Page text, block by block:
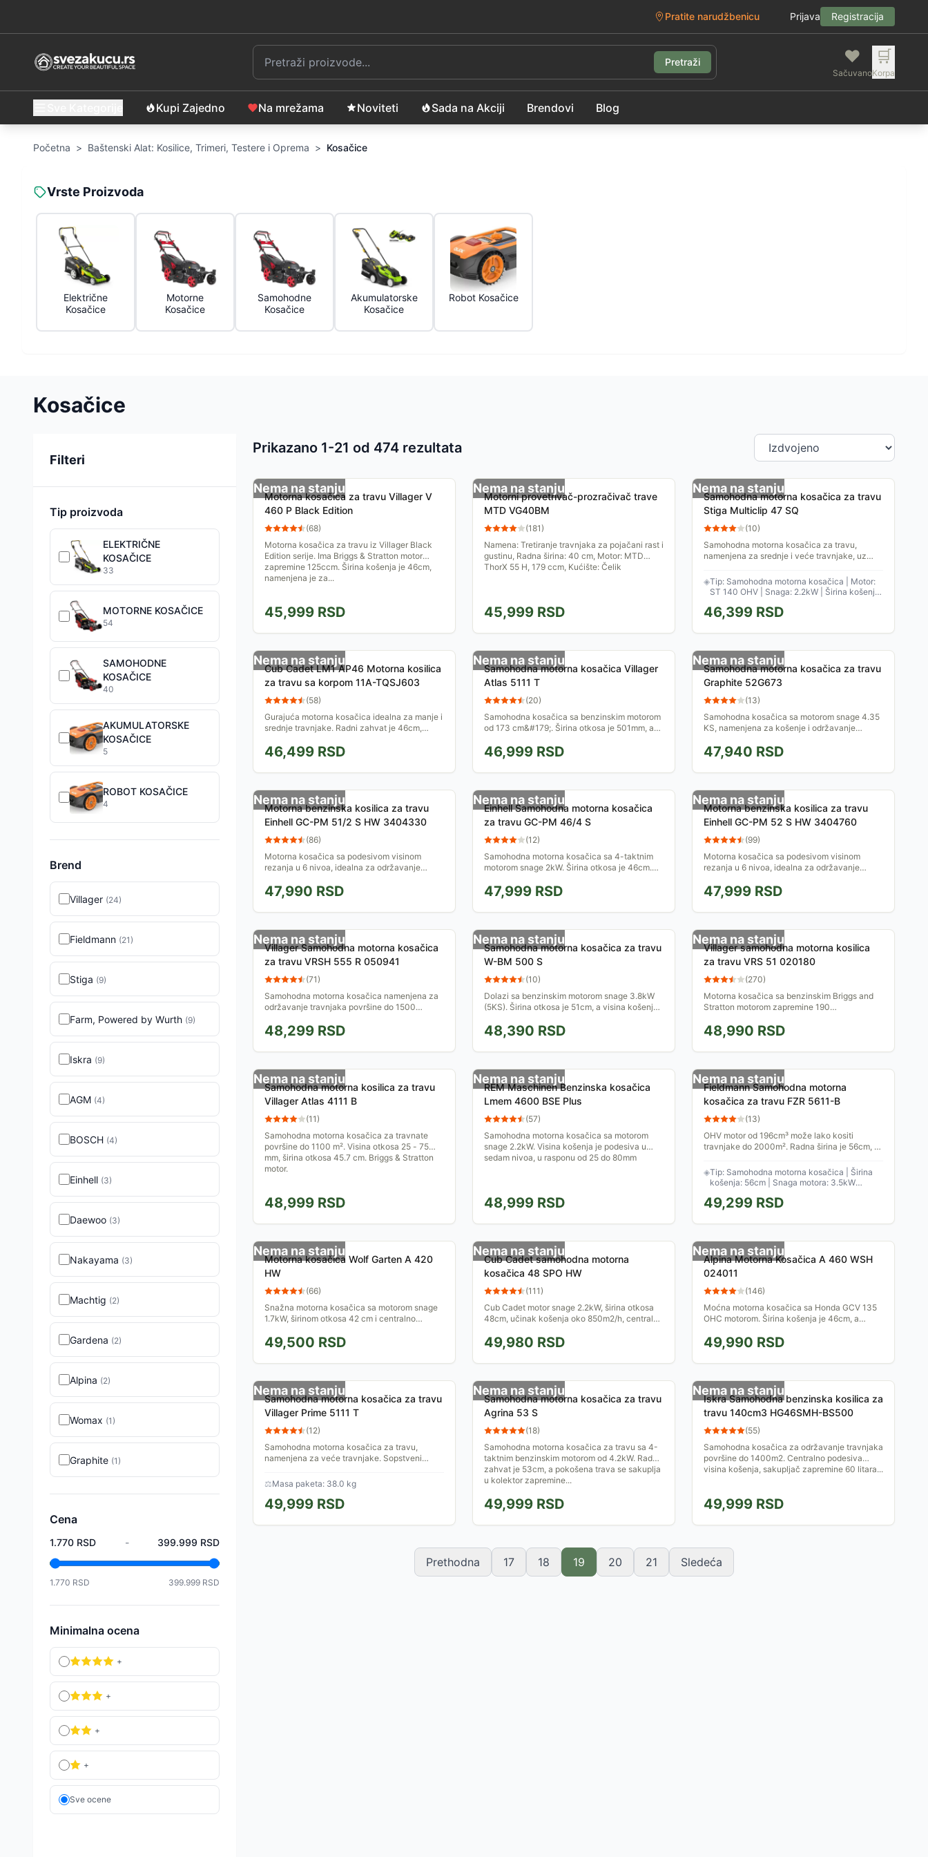
Pratite narudžbenicu Prijava Registracija
Pretraži ❤️
Sačuvano
🛒
Korpa
Kupi Zajedno Na mrežama Noviteti Sada na Akciji Brendovi Blog
Početna > Baštenski Alat: Kosilice, Trimeri, Testere i Oprema > Kosačice
Vrste Proizvoda
Električne
Kosačice
Motorne
Kosačice
Samohodne
Kosačice
Akumulatorske
Kosačice
Robot Kosačice
Kosačice
Filteri
Tip proizvoda
ELEKTRIČNE
KOSAČICE
33
MOTORNE KOSAČICE
54
SAMOHODNE
KOSAČICE
40
AKUMULATORSKE
KOSAČICE
5
ROBOT KOSAČICE
4
Brend
Villager (24)
Fieldmann (21)
Stiga (9)
Farm, Powered by Wurth (9)
Iskra (9)
AGM (4)
BOSCH (4)
Einhell (3)
Daewoo (3)
Nakayama (3)
Machtig (2)
Gardena (2)
Alpina (2)
Womax (1)
Graphite (1)
Cena
1.770 RSD - 399.999 RSD
1.770 RSD 399.999 RSD
Minimalna ocena
+
+
+
+
Sve ocene
Prikazano 1-21 od 474 rezultata
Sortiranje proizvoda
Nema na stanju
Motorna kosačica za travu Villager V
460 P Black Edition
(68)
Motorna kosačica za travu iz Villager Black
Edition serije. Ima Briggs & Stratton motor
zapremine 125ccm. Širina košenja je 46cm,
namenjena je za...
45,999 RSD
Nema na stanju
Motorni provetrivač-prozračivač trave
MTD VG40BM
(181)
Namena: Tretiranje travnjaka za pojačani rast i
gustinu, Radna širina: 40 cm, Motor: MTD
ThorX 55 H, 179 ccm, Kućište: Čelik
45,999 RSD
Nema na stanju
Samohodna motorna kosačica za travu
Stiga Multiclip 47 SQ
(10)
Samohodna motorna kosačica za travu,
namenjena za srednje i veće travnjake, uz
olakšava košenje na većim...
◈Tip: Samohodna motorna kosačica | Motor:
ST 140 OHV | Snaga: 2.2kW | Širina košenja:
46,399 RSD
Nema na stanju
Cub Cadet LM1 AP46 Motorna kosilica
za travu sa korpom 11A-TQSJ603
(58)
Gurajuća motorna kosačica idealna za manje i
srednje travnjake. Radni zahvat je 46cm,
nivoa, korpa...
46,499 RSD
Nema na stanju
Samohodna motorna kosačica Villager
Atlas 5111 T
(20)
Samohodna kosačica sa benzinskim motorom
od 173 cm&#179;. Širina otkosa je 501mm, a
podesiti u 7 različitih...
46,999 RSD
Nema na stanju
Samohodna motorna kosačica za travu
Graphite 52G673
(13)
Samohodna kosačica sa motorom snage 4.35
KS, namenjena za košenje i održavanje
podesiva u osam pozicija, u...
47,940 RSD
Nema na stanju
Motorna benzinska kosilica za travu
Einhell GC-PM 51/2 S HW 3404330
(86)
Motorna kosačica sa podesivom visinom
rezanja u 6 nivoa, idealna za održavanje
snage 2,7kW, širina reza...
47,990 RSD
Nema na stanju
Einhell Samohodna motorna kosačica
za travu GC-PM 46/4 S
(12)
Samohodna motorna kosačica sa 4-taktnim
motorom snage 2kW. Širina otkosa je 46cm.
nivoa. Preporučuje se za...
47,999 RSD
Nema na stanju
Motorna benzinska kosilica za travu
Einhell GC-PM 52 S HW 3404760
(99)
Motorna kosačica sa podesivom visinom
rezanja u 6 nivoa, idealna za održavanje
snage 2,8kW, širina reza...
47,999 RSD
Nema na stanju
Villager Samohodna motorna kosačica
za travu VRSH 555 R 050941
(71)
Samohodna motorna kosačica namenjena za
održavanje travnjaka površine do 1500
omogućava lako skretanje i...
48,299 RSD
Nema na stanju
Samohodna motorna kosačica za travu
W-BM 500 S
(10)
Dolazi sa benzinskim motorom snage 3.8kW
(5KS). Širina otkosa je 51cm, a visina košenja
2.5 do 7.5 cm....
48,390 RSD
Nema na stanju
Villager samohodna motorna kosilica
za travu VRS 51 020180
(270)
Motorna kosačica sa benzinskim Briggs and
Stratton motorom zapremine 190
se visina košenja može podešavati...
48,990 RSD
Nema na stanju
Samohodna motorna kosilica za travu
Villager Atlas 4111 B
(11)
Samohodna motorna kosačica za travnate
površine do 1100 m². Visina otkosa 25 - 75
mm, širina otkosa 45.7 cm. Briggs & Stratton
motor.
48,999 RSD
Nema na stanju
REM Maschinen Benzinska kosačica
Lmem 4600 BSE Plus
(57)
Samohodna motorna kosačica sa motorom
snage 2.2kW. Visina košenja je podesiva u
sedam nivoa, u rasponu od 25 do 80mm
48,999 RSD
Nema na stanju
Fieldmann Samohodna motorna
kosačica za travu FZR 5611-B
(13)
OHV motor od 196cm³ može lako kositi
travnjake do 2000m². Radna širina je 56cm, a
nivoa. Ima korpu...
◈Tip: Samohodna motorna kosačica | Širina
košenja: 56cm | Snaga motora: 3.5kW
49,299 RSD
Nema na stanju
Motorna kosačica Wolf Garten A 420
HW
(66)
Snažna motorna kosačica sa motorom snage
1.7kW, širinom otkosa 42 cm i centralno
od 2,8 do 9,2 cm.
49,500 RSD
Nema na stanju
Cub Cadet samohodna motorna
kosačica 48 SPO HW
(111)
Cub Cadet motor snage 2.2kW, širina otkosa
48cm, učinak košenja oko 850m2/h, centralno
49,980 RSD
Nema na stanju
Alpina Motorna Kosačica A 460 WSH
024011
(146)
Moćna motorna kosačica sa Honda GCV 135
OHC motorom. Širina košenja je 46cm, a
rasponu 27 - 80 mm. Ima...
49,990 RSD
Nema na stanju
Samohodna motorna kosačica za travu
Villager Prime 5111 T
(12)
Samohodna motorna kosačica za travu,
namenjena za veće travnjake. Sopstveni
i terenima sa nagibom....
⚖Masa paketa: 38.0 kg
49,999 RSD
Nema na stanju
Samohodna motorna kosačica za travu
Agrina 53 S
(18)
Samohodna motorna kosačica za travu sa 4-
taktnim benzinskim motorom od 4.2kW. Radni
zahvat je 53cm, a pokošena trava se sakuplja
u kolektor zapremine...
49,999 RSD
Nema na stanju
Iskra Samohodna benzinska kosilica za
travu 140cm3 HG46SMH-BS500
(55)
Samohodna kosačica za održavanje travnjaka
površine do 1400m2. Centralno podesiva
visina košenja, sakupljač zapremine 60 litara...
49,999 RSD
Prethodna 17 18 19 20 21 Sledeća